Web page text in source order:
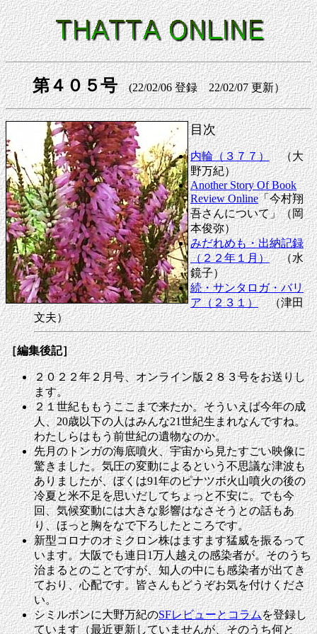
第４０５号(22/02/06 登録 22/02/07 更新）
目次
内輪（３７７）（大
野万紀）
Another Story Of Book
Review Online「今村翔
吾さんについて」（岡
本俊弥）
みだれめも・出納記録
（２２年１月）（水
鏡子）
続・サンタロガ・バリ
ア（２３１）（津田
文夫）
［編集後記］
２０２２年２月号、オンライン版２８３号をお送りし
ます。
２１世紀ももうここまで来たか。そういえば今年の成
人、20歳以下の人はみんな21世紀生まれなんですね。
わたしらはもう前世紀の遺物なのか。
先月のトンガの海底噴火、宇宙から見たすごい映像に
驚きました。気圧の変動によるという不思議な津波も
ありましたが、ぼくは91年のピナツボ火山噴火の後の
冷夏と米不足を思いだしてちょっと不安に。でも今
回、気候変動には大きな影響はなさそうとの話もあ
り、ほっと胸をなで下ろしたところです。
新型コロナのオミクロン株はますます猛威を振るって
います。大阪でも連日1万人越えの感染者が。そのうち
治まるとのことですが、知人の中にも感染者が出てき
ており、心配です。皆さんもどうぞお気を付けくださ
い。
シミルボンに大野万紀のSFレビューとコラムを登録し
ています（最近更新していませんが、そのうち何と